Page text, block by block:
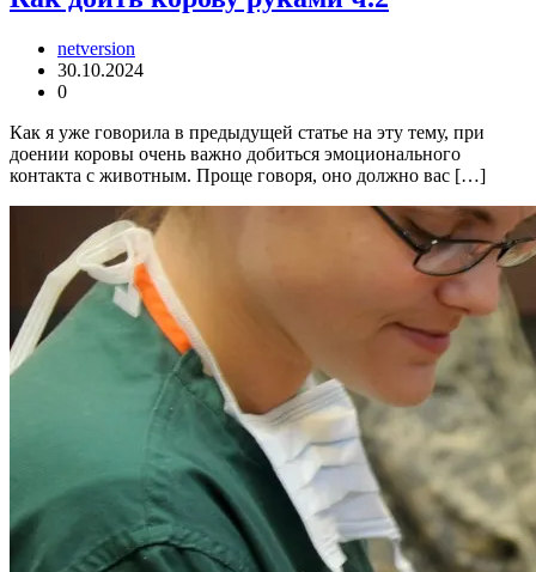
netversion
30.10.2024
0
Как я уже говорила в предыдущей статье на эту тему, при
доении коровы очень важно добиться эмоционального
контакта с животным. Проще говоря, оно должно вас […]